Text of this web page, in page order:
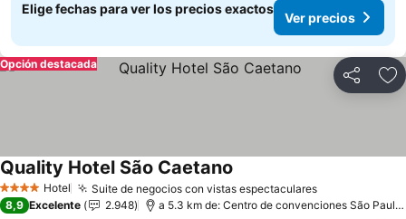
Elige fechas para ver los precios exactos
Ver precios
Compartir
Opción destacada
4 EstrellasHotel Suite de negocios con vistas espectaculares
Quality Hotel São Caetano
8,9 Excelente 2.948 a 5.3 km de: Centro de convenciones São Paulo Expo